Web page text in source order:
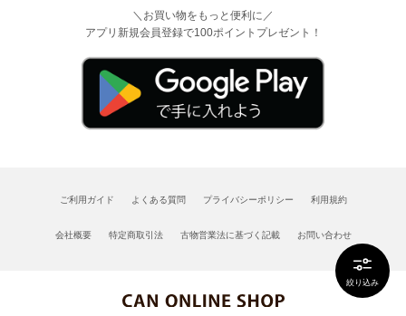
絞り込み
＼お買い物をもっと便利に／
アプリ新規会員登録で100ポイントプレゼント！
ご利用ガイド よくある質問 プライバシーポリシー 利用規約
会社概要 特定商取引法 古物営業法に基づく記載 お問い合わせ